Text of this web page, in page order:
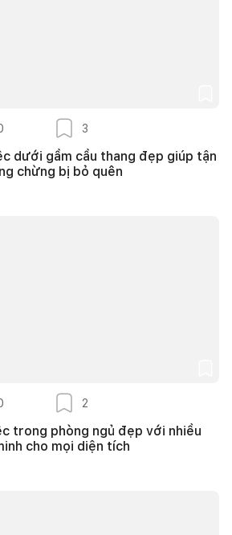
3
dưới gầm cầu thang đẹp giúp tận
chừng bị bỏ quên
2
trong phòng ngủ đẹp với nhiều
cho mọi diện tích